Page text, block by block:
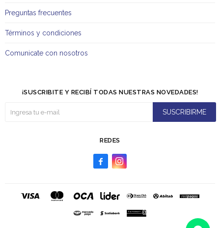
Preguntas frecuentes
Términos y condiciones
Comunicate con nosotros
REDES
 
¡SUSCRIBITE Y RECIBÍ TODAS NUESTRAS NOVEDADES!
SUSCRIBIRME